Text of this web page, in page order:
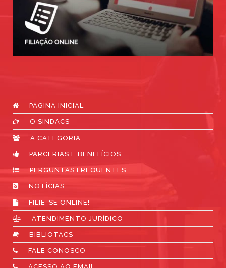
PÁGINA INICIAL
O SINDACS
A CATEGORIA
PARCERIAS E BENEFÍCIOS
PERGUNTAS FREQUENTES
NOTÍCIAS
FILIE-SE ONLINE!
ATENDIMENTO JURÍDICO
BIBLIOTACS
FALE CONOSCO